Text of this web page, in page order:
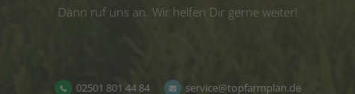
Dann ruf uns an. Wir helfen Dir gerne weiter!
02501 801 44 84 service@topfarmplan.de